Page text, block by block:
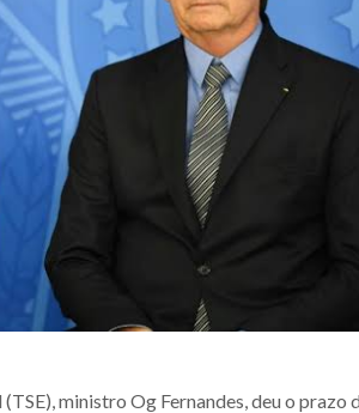
ministro Og Fernandes, deu o prazo